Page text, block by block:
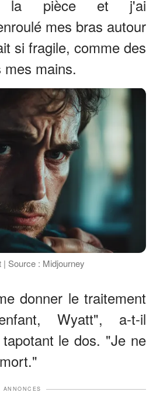
la pièce et j'ai
mes bras autour
si fragile, comme des
mains.
Source : Midjourney
donner le traitement
Wyatt", a-t-il
le dos. "Je ne
ANNONCES